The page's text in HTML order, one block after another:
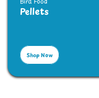
Pellets
Shop Now